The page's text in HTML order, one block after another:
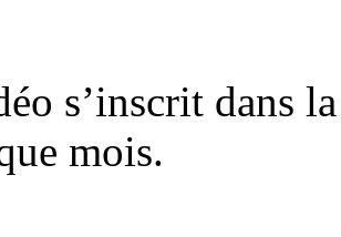
s’inscrit dans
mois.